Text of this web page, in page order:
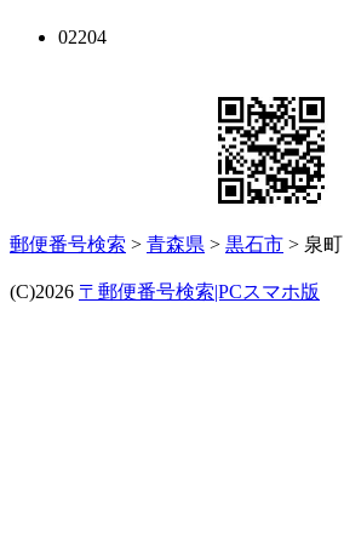
02204
郵便番号検索 > 青森県 > 黒石市 > 泉町
(C)2026 〒郵便番号検索|PCスマホ版